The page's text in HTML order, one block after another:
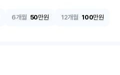
6개월 50만원 12개월 100만원